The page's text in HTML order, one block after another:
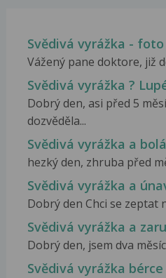
Svědivá vyrážka - foto
Vážený pane doktore, již
Svědivá vyrážka ?
Dobrý den, asi před 5
dozvěděla...
Svědivá vyrážka a
hezký den, zhruba před
Svědivá vyrážka a
Dobrý den Chci se zeptat
Svědivá vyrážka a
Dobrý den, jsem dva
Svědivá vyrážka